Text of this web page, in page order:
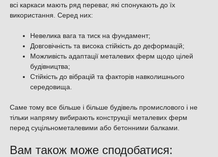
всі каркаси мають ряд переваг, які спонукають до їх
використання. Серед них:
Невелика вага та тиск на фундамент;
Довговічність та висока стійкість до деформацій;
Можливість адаптації металевих ферм щодо цілей
будівництва;
Стійкість до вібрацій та факторів навколишнього
середовища.
Саме тому все більше і більше будівель промислового і не
тільки напряму вибирають конструкції металевих ферм
перед суцільнометалевими або бетонними балками.
Вам також може сподобатися: